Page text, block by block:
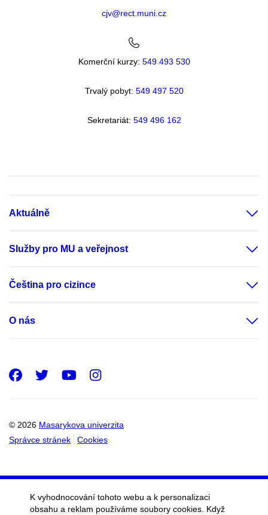
cjv@rect.muni.cz
Komerční kurzy: 549 493 530
Trvalý pobyt: 549 497 520
Sekretariát: 549 496 162
Aktuálně
Služby pro MU a veřejnost
Čeština pro cizince
O nás
© 2026 Masarykova univerzita
Správce stránek
Cookies
Facebook
Twitter
Youtube
Instagram
K vyhodnocování tohoto webu a k personalizaci
obsahu a reklam používáme soubory cookies. Když